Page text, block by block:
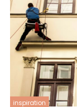
inspiration